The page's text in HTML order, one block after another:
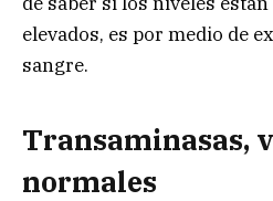
elevados, es por medio de
sangre.
Transaminasas,
normales